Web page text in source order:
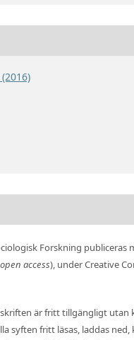
Forskning publiceras
open access), under Creative
är fritt tillgängligt utan
syften fritt läsas, laddas ned,